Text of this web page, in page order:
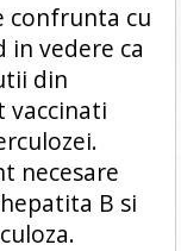
confrunta cu
vedere ca
din
vaccinati
necesare
B si